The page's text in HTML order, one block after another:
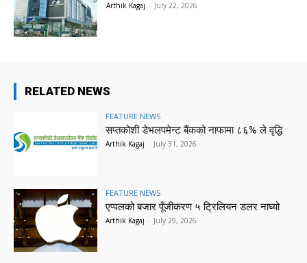
Arthik Kagaj - July 22, 2026
RELATED NEWS
FEATURE NEWS
सप्तकोशी डेभलपमेन्ट बैंकको नाफामा ८६% ले वृद्धि
Arthik Kagaj - July 31, 2026
FEATURE NEWS
एप्पलको बजार पूँजीकरण ५ ट्रिलियन डलर नाघ्यो
Arthik Kagaj - July 29, 2026